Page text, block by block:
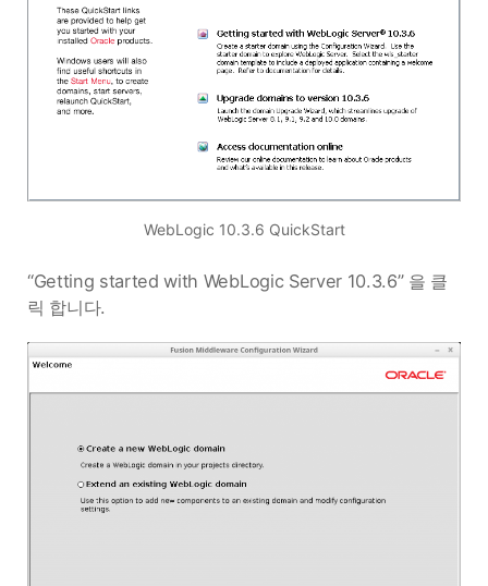
WebLogic 10.3.6 QuickStart
“Getting started with WebLogic Server 10.3.6” 을 클
릭 합니다.